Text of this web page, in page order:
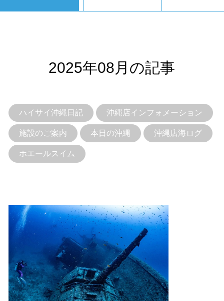
2025年08月の記事
ハイサイ沖縄日記 沖縄店インフォメーション
施設のご案内 本日の沖縄 沖縄店海ログ
ホエールスイム